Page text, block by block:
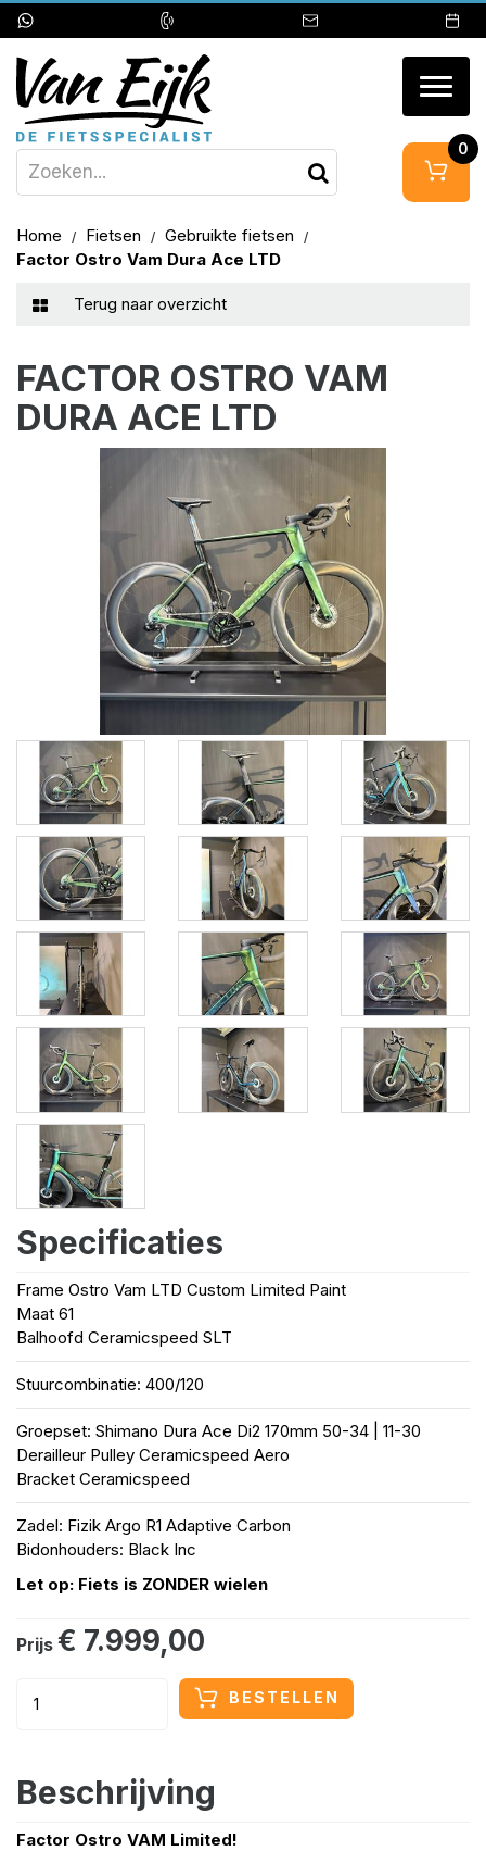
0
Home Fietsen
Gebruikte fietsen
Factor Ostro Vam Dura Ace LTD
Terug naar overzicht
FACTOR OSTRO VAM
DURA ACE LTD
Specificaties
Frame Ostro Vam LTD Custom Limited Paint
Maat 61
Balhoofd Ceramicspeed SLT
Stuurcombinatie: 400/120
Groepset: Shimano Dura Ace Di2 170mm 50-34 | 11-30
Derailleur Pulley Ceramicspeed Aero
Bracket Ceramicspeed
Zadel: Fizik Argo R1 Adaptive Carbon
Bidonhouders: Black Inc
Let op: Fiets is ZONDER wielen
Prijs € 7.999,00
BESTELLEN
Beschrijving
Factor Ostro VAM Limited!